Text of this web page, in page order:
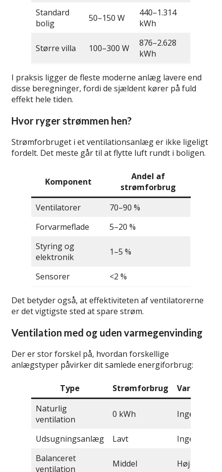
Standard
bolig
50–150 W
440–1.314
kWh
Større villa 100–300 W
876–2.628
kWh
I praksis ligger de fleste moderne anlæg lavere end
disse beregninger, fordi de sjældent kører på fuld
effekt hele tiden.
Hvor ryger strømmen hen?
Strømforbruget i et ventilationsanlæg er ikke ligeligt
fordelt. Det meste går til at flytte luft rundt i boligen.
Komponent
Andel af
strømforbrug
Ventilatorer
70–90 %
Forvarmeflade
5–20 %
Styring og
elektronik
1–5 %
Sensorer <2 %
Det betyder også, at effektiviteten af ventilatorerne
er det vigtigste sted at spare strøm.
Ventilation med og uden varmegenvinding
Der er stor forskel på, hvordan forskellige
anlægstyper påvirker dit samlede energiforbrug:
Type Strømforbrug
Naturlig
ventilation
0 kWh Ingen
Udsugningsanlæg Lavt
Ingen
Balanceret
ventilation
Middel Høj